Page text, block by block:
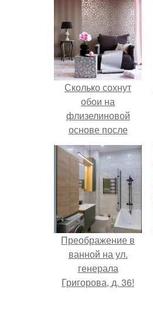
Сколько сохнут
обои на
флизелиновой
основе после
поклейки. Когда
высохнет клей?
Преображение в
ванной на ул.
генерала
Григорова, д. 36!